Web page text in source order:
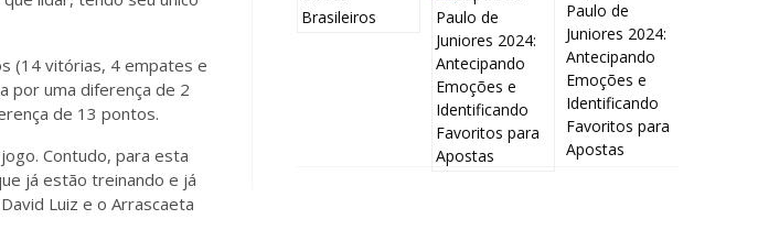
(14 vitórias, 4 empates e
por uma diferença de 2
de 13 pontos.
Contudo, para esta
já estão treinando e já
Luiz e o Arrascaeta
Paulo de
Juniores 2024:
Antecipando
Emoções e
Identificando
Favoritos para
Apostas